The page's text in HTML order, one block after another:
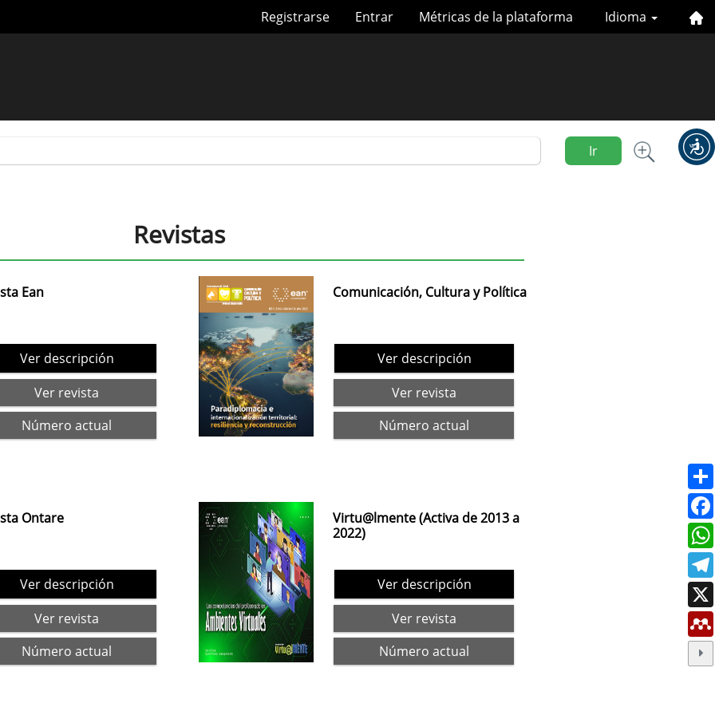
Idioma
Registrarse Entrar Métricas de la plataforma
Ir
Revistas
Ean
Ver descripción
Ver revista
Número actual
Comunicación, Cultura y Política
Ver descripción
Ver revista
Número actual
Ontare
Ver descripción
Ver revista
Número actual
Virtu@lmente (Activa de 2013 a
2022)
Ver descripción
Ver revista
Número actual